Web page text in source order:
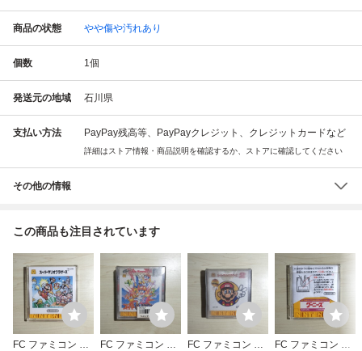
商品の状態 やや傷や汚れあり
個数 1個
発送元の地域 石川県
支払い方法 PayPay残高等、PayPayクレジット、クレジットカードなど
詳細はストア情報・商品説明を確認するか、ストアに確認してください
その他の情報
この商品も注目されています
FC ファミコン デ
FC ファミコン デ
FC ファミコン デ
FC ファミコン デ